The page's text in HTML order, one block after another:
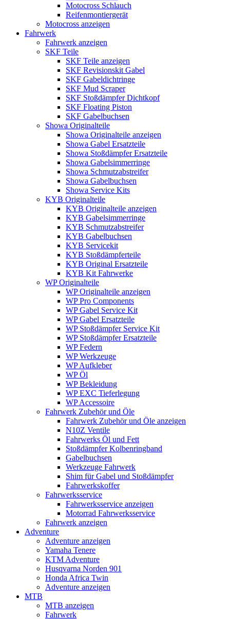
Motocross Schlauch
Reifenmontiergerät
Motocross anzeigen
Fahrwerk
Fahrwerk anzeigen
SKF Teile
SKF Teile anzeigen
SKF Revisionskit Gabel
SKF Gabeldichtringe
SKF Mud Scraper
SKF Stoßdämpfer Dichtkopf
SKF Floating Piston
SKF Gabelbuchsen
Showa Originalteile
Showa Originalteile anzeigen
Showa Gabel Ersatzteile
Showa Stoßdämpfer Ersatzteile
Showa Gabelsimmerringe
Showa Schmutzabstreifer
Showa Gabelbuchsen
Showa Service Kits
KYB Originalteile
KYB Originalteile anzeigen
KYB Gabelsimmerringe
KYB Schmutzabstreifer
KYB Gabelbuchsen
KYB Servicekit
KYB Stoßdämpferteile
KYB Original Ersatzteile
KYB Kit Fahrwerke
WP Originalteile
WP Originalteile anzeigen
WP Pro Components
WP Gabel Service Kit
WP Gabel Ersatzteile
WP Stoßdämpfer Service Kit
WP Stoßdämpfer Ersatzteile
WP Federn
WP Werkzeuge
WP Aufkleber
WP Öl
WP Bekleidung
WP EXC Tieferlegung
WP Accessoire
Fahrwerk Zubehör und Öle
Fahrwerk Zubehör und Öle anzeigen
N10Z Ventile
Fahrwerks Öl und Fett
Stoßdämpfer Kolbenringband
Gabelbuchsen
Werkzeuge Fahrwerk
Shim für Gabel und Stoßdämpfer
Fahrwerkskoffer
Fahrwerksservice
Fahrwerksservice anzeigen
Motorrad Fahrwerksservice
Fahrwerk anzeigen
Adventure
Adventure anzeigen
Yamaha Tenere
KTM Adventure
Husqvarna Norden 901
Honda Africa Twin
Adventure anzeigen
MTB
MTB anzeigen
Fahrwerk